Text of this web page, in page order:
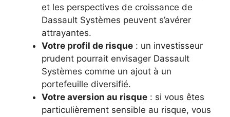
et les perspectives de croissance de
Dassault Systèmes peuvent s’avérer
attrayantes.
Votre profil de risque : un investisseur
prudent pourrait envisager Dassault
Systèmes comme un ajout à un
portefeuille diversifié.
Votre aversion au risque : si vous êtes
particulièrement sensible au risque, vous